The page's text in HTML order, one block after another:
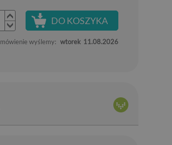
DO KOSZYKA
wyślemy: wtorek 11.08.2026